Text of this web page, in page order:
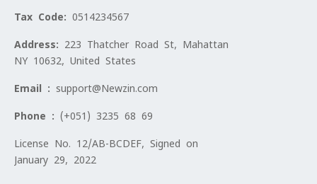
Tax Code: 0514234567
Address: 223 Thatcher Road St, Mahattan
NY 10632, United States
Email : support@Newzin.com
Phone : (+051) 3235 68 69
License No. 12/AB-BCDEF, Signed on
January 29, 2022